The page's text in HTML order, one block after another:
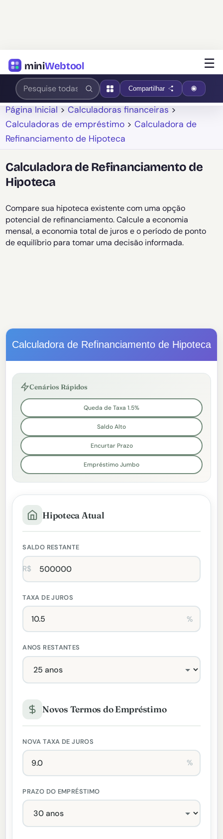
miniWebtool ☰
Compartilhar
Página Inicial >Calculadoras financeiras >
Calculadoras de empréstimo >Calculadora de
Refinanciamento de Hipoteca
Calculadora de Refinanciamento de
Hipoteca
Compare sua hipoteca existente com uma opção
potencial de refinanciamento. Calcule a economia
mensal, a economia total de juros e o período de ponto
de equilíbrio para tomar uma decisão informada.
Calculadora de Refinanciamento de Hipoteca
Cenários Rápidos
Queda de Taxa 1.5%
Saldo Alto
Encurtar Prazo
Empréstimo Jumbo
Hipoteca Atual
SALDO RESTANTE
R$
TAXA DE JUROS
%
ANOS RESTANTES
Novos Termos do Empréstimo
NOVA TAXA DE JUROS
%
PRAZO DO EMPRÉSTIMO